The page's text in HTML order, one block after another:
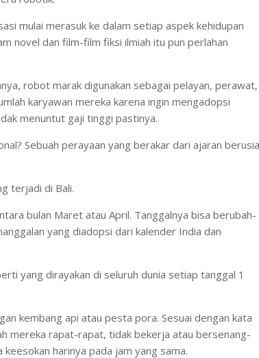
mulai merasuk ke dalam setiap aspek kehidupan
novel dan film-film fiksi ilmiah itu pun perlahan
robot marak digunakan sebagai pelayan, perawat,
karyawan mereka karena ingin mengadopsi
menuntut gaji tinggi pastinya.
Sebuah perayaan yang berakar dari ajaran berusia
terjadi di Bali.
bulan Maret atau April. Tanggalnya bisa berubah-
yang diadopsi dari kalender India dan
yang dirayakan di seluruh dunia setiap tanggal 1
kembang api atau pesta pora. Sesuai dengan kata
mereka rapat-rapat, tidak bekerja atau bersenang-
harinya pada jam yang sama.